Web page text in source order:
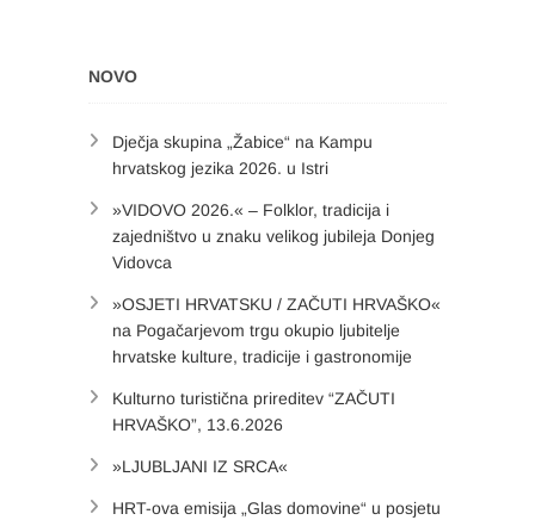
NOVO
Dječja skupina „Žabice“ na Kampu
hrvatskog jezika 2026. u Istri
»VIDOVO 2026.« – Folklor, tradicija i
zajedništvo u znaku velikog jubileja Donjeg
Vidovca
»OSJETI HRVATSKU / ZAČUTI HRVAŠKO«
na Pogačarjevom trgu okupio ljubitelje
hrvatske kulture, tradicije i gastronomije
Kulturno turistična prireditev “ZAČUTI
HRVAŠKO”, 13.6.2026
»LJUBLJANI IZ SRCA«
HRT-ova emisija „Glas domovine“ u posjetu